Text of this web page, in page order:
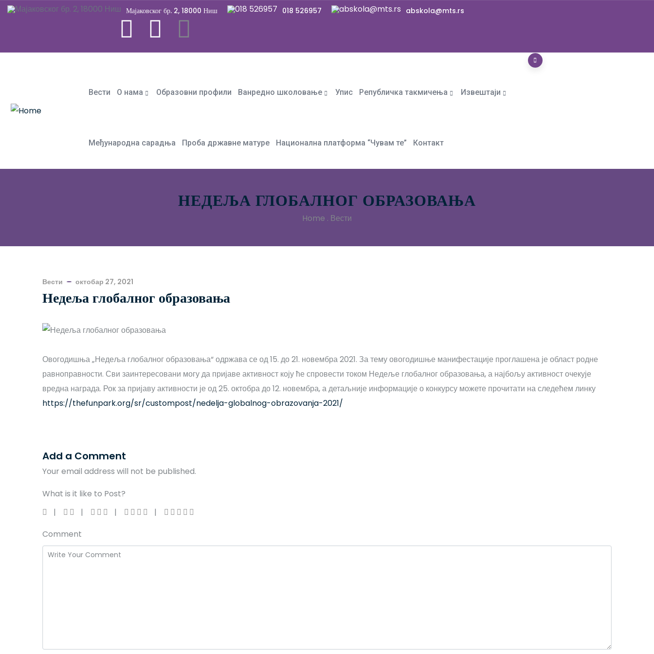
Мајаковског бр. 2, 18000 Ниш 018 526957 abskola@mts.rs
Вести О нама Образовни профили Ванредно школовање Упис Републичка такмичења Извештаји
Међународна сарадња Проба државне матуре Национална платформа “Чувам те” Контакт
НЕДЕЉА ГЛОБАЛНОГ ОБРАЗОВАЊА
Home . Вести
Вести октобар 27, 2021
Недеља глобалног образовања
Овогодишња „Недеља глобалног образовања“ одржава се од 15. до 21. новембра 2021. За тему овогодишње манифестације проглашена је област родне
равноправности. Сви заинтересовани могу да пријаве активност коју ће спровести током Недеље глобалног образовања, а најбољу активност очекује
вредна награда. Рок за пријаву активности је од 25. октобра до 12. новембра, а детаљније информације о конкурсу можете прочитати на следећем линку
https://thefunpark.org/sr/custompost/nedelja-globalnog-obrazovanja-2021/
Add a Comment
Your email address will not be published.
What is it like to Post?
Comment